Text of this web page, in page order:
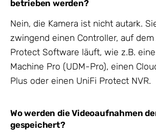
betrieben werden?
Nein, die Kamera ist nicht autark.
zwingend einen Controller, auf dem
Protect Software läuft, wie z.B.
Machine Pro (UDM-Pro), einen
Plus oder einen UniFi Protect NVR.
Wo werden die Videoaufnahmen
gespeichert?